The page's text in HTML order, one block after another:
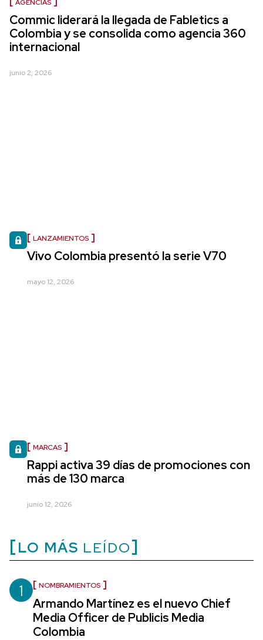
AGENCIAS
Commic liderará la llegada de Fabletics a
Colombia y se consolida como agencia 360
internacional
junio 2, 2026
LANZAMIENTOS
Vivo Colombia presentó la serie V70
mayo 12, 2026
MARCAS
Rappi activa 39 días de promociones con
más de 130 marca
junio 12, 2026
LO MÁS LEÍDO
1 NOMBRAMIENTOS
Armando Martínez es el nuevo Chief
Media Officer de Publicis Media
Colombia